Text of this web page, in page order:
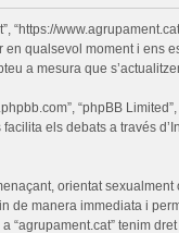
“https://
qualsevol moment i
a mesura que
“phpBB
els debats a través
orientat
manera immediata i
tenim